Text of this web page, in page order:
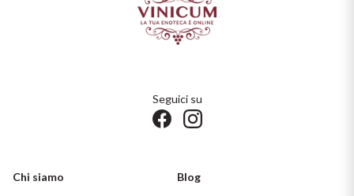
Seguici su
Chi siamo Blog